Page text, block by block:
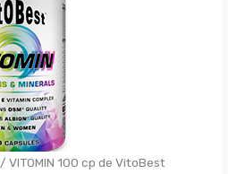
/ VITOMIN 100 cp de VitoBest